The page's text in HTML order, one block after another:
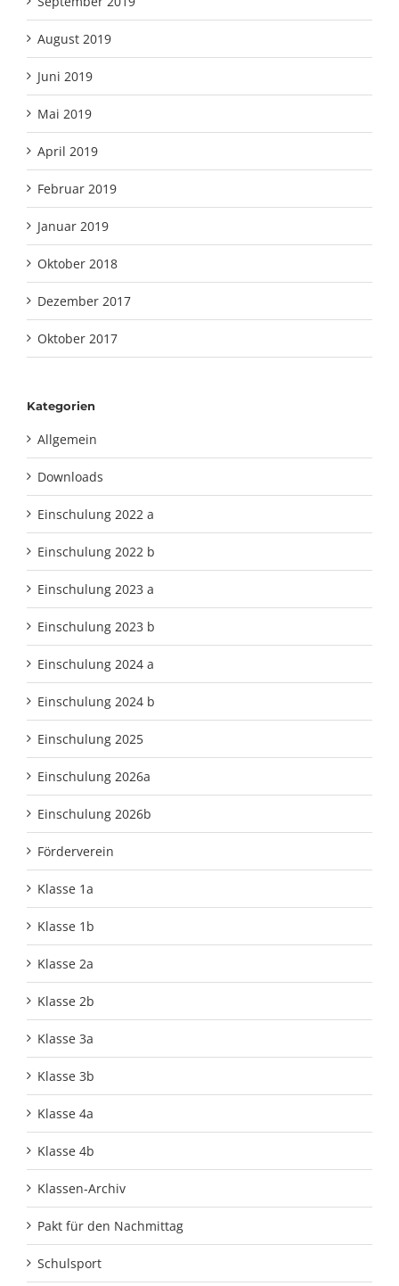
August 2019
Juni 2019
Mai 2019
April 2019
Februar 2019
Januar 2019
Oktober 2018
Dezember 2017
Oktober 2017
Kategorien
Allgemein
Downloads
Einschulung 2022 a
Einschulung 2022 b
Einschulung 2023 a
Einschulung 2023 b
Einschulung 2024 a
Einschulung 2024 b
Einschulung 2025
Einschulung 2026a
Einschulung 2026b
Förderverein
Klasse 1a
Klasse 1b
Klasse 2a
Klasse 2b
Klasse 3a
Klasse 3b
Klasse 4a
Klasse 4b
Klassen-Archiv
Pakt für den Nachmittag
Schulsport